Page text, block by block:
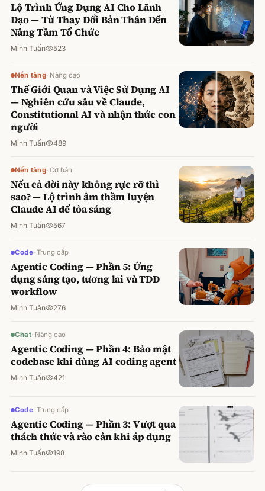
Lộ Trình Ứng Dụng AI Cho Lãnh
Đạo — Từ Thay Đổi Bản Thân Đến
Nâng Tầm Tổ Chức
Minh Tuấn 523
Nền tảng· Nâng cao
Thế Giới Quan và Việc Sử Dụng AI
— Nghiên cứu sâu về Claude,
Constitutional AI và nhận thức con
người
Minh Tuấn 489
Nền tảng· Cơ bản
Nếu cả đời này không rực rỡ thì
sao? — Lộ trình âm thầm luyện
Claude AI để tỏa sáng
Minh Tuấn 567
Code· Trung cấp
Agentic Coding — Phần 5: Ứng
dụng sáng tạo, tương lai và TDD
workflow
Minh Tuấn 276
Chat· Nâng cao
Agentic Coding — Phần 4: Bảo mật
codebase khi dùng AI coding agent
Minh Tuấn 421
Code· Trung cấp
Agentic Coding — Phần 3: Vượt qua
thách thức và rào cản khi áp dụng
Minh Tuấn 198